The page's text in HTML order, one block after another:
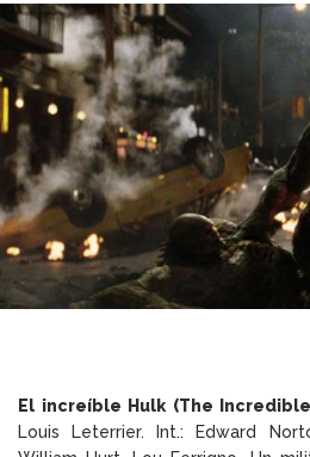
El increíble Hulk (The
Louis Leterrier. Int.: Edward